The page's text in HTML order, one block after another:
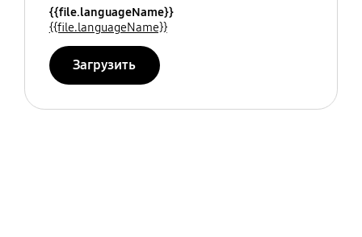
{{file.languageName}}
{{file.languageName}}
Загрузить